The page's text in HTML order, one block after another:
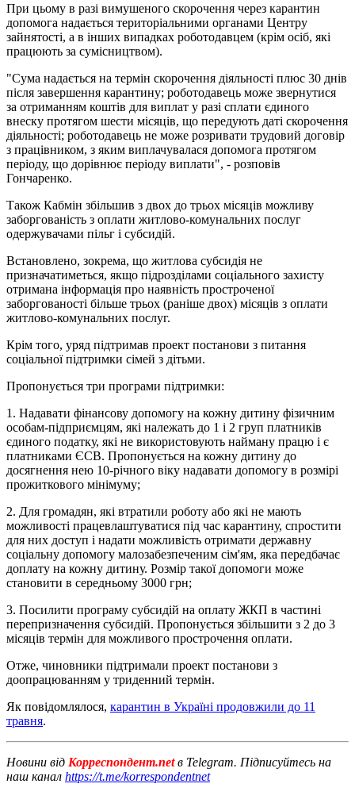
При цьому в разі вимушеного скорочення через карантин
допомога надається територіальними органами Центру
зайнятості, а в інших випадках роботодавцем (крім осіб, які
працюють за сумісництвом).
"Сума надається на термін скорочення діяльності плюс 30 днів
після завершення карантину; роботодавець може звернутися
за отриманням коштів для виплат у разі сплати єдиного
внеску протягом шести місяців, що передують даті скорочення
діяльності; роботодавець не може розривати трудовий договір
з працівником, з яким виплачувалася допомога протягом
періоду, що дорівнює періоду виплати", - розповів
Гончаренко.
Також Кабмін збільшив з двох до трьох місяців можливу
заборгованість з оплати житлово-комунальних послуг
одержувачами пільг і субсидій.
Встановлено, зокрема, що житлова субсидія не
призначатиметься, якщо підрозділами соціального захисту
отримана інформація про наявність простроченої
заборгованості більше трьох (раніше двох) місяців з оплати
житлово-комунальних послуг.
Крім того, уряд підтримав проект постанови з питання
соціальної підтримки сімей з дітьми.
Пропонується три програми підтримки:
1. Надавати фінансову допомогу на кожну дитину фізичним
особам-підприємцям, які належать до 1 і 2 груп платників
єдиного податку, які не використовують найману працю і є
платниками ЄСВ. Пропонується на кожну дитину до
досягнення нею 10-річного віку надавати допомогу в розмірі
прожиткового мінімуму;
2. Для громадян, які втратили роботу або які не мають
можливості працевлаштуватися під час карантину, спростити
для них доступ і надати можливість отримати державну
соціальну допомогу малозабезпеченим сім'ям, яка передбачає
доплату на кожну дитину. Розмір такої допомоги може
становити в середньому 3000 грн;
3. Посилити програму субсидій на оплату ЖКП в частині
перепризначення субсидій. Пропонується збільшити з 2 до 3
місяців термін для можливого ​​прострочення оплати.
Отже, чиновники підтримали проект постанови з
доопрацюванням у триденний термін.
Як повідомлялося, карантин в Україні продовжили до 11
травня.
Новини від Корреспондент.netв Telegram. Підписуйтесь на
наш канал https://t.me/korrespondentnet